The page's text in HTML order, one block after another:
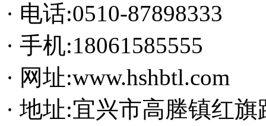
· 电话:0510-87898333
· 手机:18061585555
· 网址:www.hshbtl.com
· 地址:宜兴市高塍镇红旗